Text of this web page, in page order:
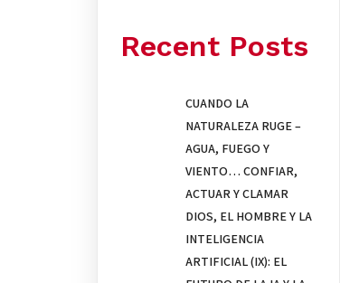
Recent Posts
CUANDO LA
NATURALEZA RUGE –
AGUA, FUEGO Y
VIENTO… CONFIAR,
ACTUAR Y CLAMAR
DIOS, EL HOMBRE Y LA
INTELIGENCIA
ARTIFICIAL (IX): EL